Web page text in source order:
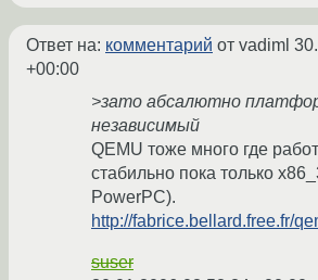
Ответ на: комментарий от vadiml
+00:00
>зато абсалютно
независимый
QEMU тоже много где
стабильно пока только
PowerPC).
http://fabrice.bellard.free.fr/
suser